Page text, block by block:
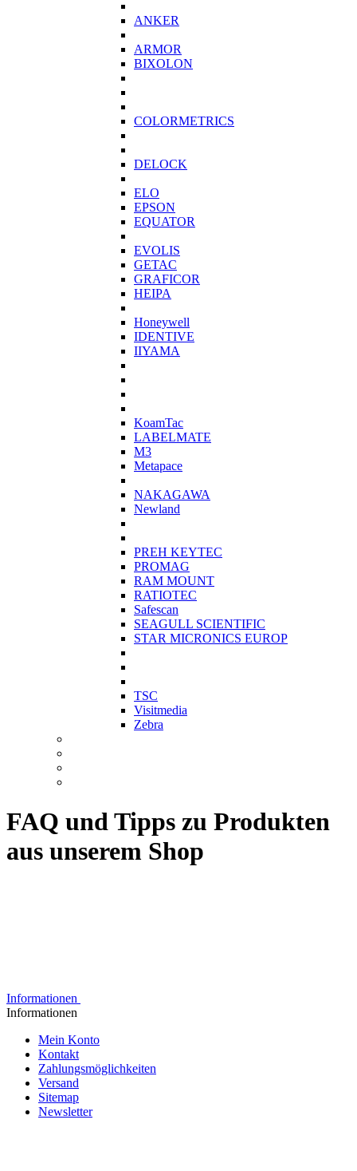
ANKER
ARMOR
BIXOLON
COLORMETRICS
DELOCK
ELO
EPSON
EQUATOR
EVOLIS
GETAC
GRAFICOR
HEIPA
Honeywell
IDENTIVE
IIYAMA
KoamTac
LABELMATE
M3
Metapace
NAKAGAWA
Newland
PREH KEYTEC
PROMAG
RAM MOUNT
RATIOTEC
Safescan
SEAGULL SCIENTIFIC
STAR MICRONICS EUROP
TSC
Visitmedia
Zebra
FAQ und Tipps zu Produkten
aus unserem Shop
Informationen
Informationen
Mein Konto
Kontakt
Zahlungsmöglichkeiten
Versand
Sitemap
Newsletter